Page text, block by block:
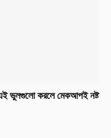
এই ভুলগুলো করলে মেকআপই নষ্ট